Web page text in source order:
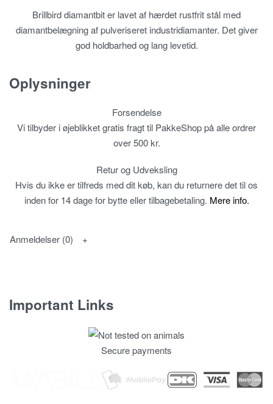
Brillbird diamantbit er lavet af hærdet rustfrit stål med
diamantbelægning af pulveriseret industridiamanter. Det giver
god holdbarhed og lang levetid.
Oplysninger
Forsendelse
Vi tilbyder i øjeblikket gratis fragt til PakkeShop på alle ordrer
over 500 kr.
Retur og Udveksling
Hvis du ikke er tilfreds med dit køb, kan du returnere det til os
inden for 14 dage for bytte eller tilbagebetaling. Mere info.
Anmeldelser (0)
Important Links
Secure payments